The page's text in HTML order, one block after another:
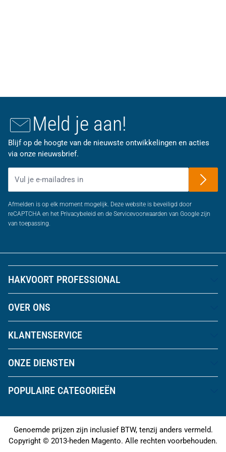
Meld je aan!
Blijf op de hoogte van de nieuwste ontwikkelingen en acties
via onze nieuwsbrief.
Afmelden is op elk moment mogelijk. Deze website is beveiligd door
reCAPTCHA en het Privacybeleid en de Servicevoorwaarden van Google zijn
van toepassing.
HAKVOORT PROFESSIONAL
OVER ONS
KLANTENSERVICE
ONZE DIENSTEN
POPULAIRE CATEGORIEËN
Genoemde prijzen zijn inclusief BTW, tenzij anders vermeld.
Copyright © 2013-heden Magento. Alle rechten voorbehouden.